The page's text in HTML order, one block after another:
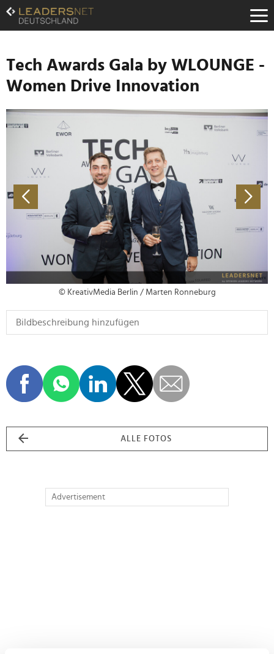
Zum
Inhalt
Zur
Navigation
Zur
Hauptnavigation
Tech Awards Gala by WLOUNGE -
Women Drive Innovation
© KreativMedia Berlin / Marten Ronneburg
ALLE FOTOS
Advertisement